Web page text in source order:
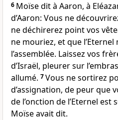
6 Moïse dit à Aaron, à
d’Aaron: Vous ne
ne déchirerez point vos
ne mouriez, et que
l’assemblée. Laissez vos
d’Israël, pleurer sur
allumé. 7Vous ne sortirez
d’assignation, de peur que
de l’onction de l’Eternel
Moïse avait dit.